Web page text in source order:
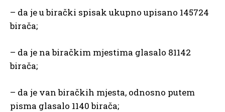
– da je u birački spisak ukupno upisano 145724
birača;
– da je na biračkim mjestima glasalo 81142
birača;
– da je van biračkih mjesta, odnosno putem
pisma glasalo 1140 birača;